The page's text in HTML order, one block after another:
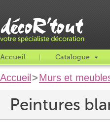
Accueil Catalogue
Accueil >Murs et
Peintures